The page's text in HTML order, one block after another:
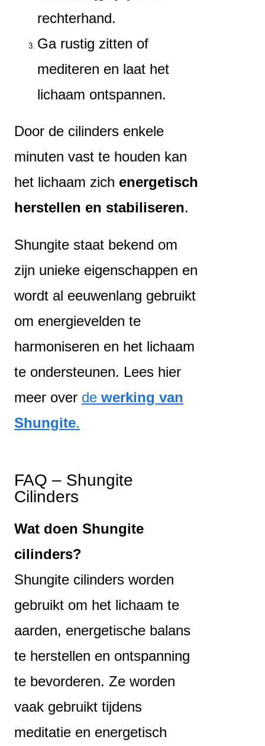
rechterhand.
Ga rustig zitten of
mediteren en laat het
lichaam ontspannen.
Door de cilinders enkele
minuten vast te houden kan
het lichaam zich energetisch
herstellen en stabiliseren.
Shungite staat bekend om
zijn unieke eigenschappen en
wordt al eeuwenlang gebruikt
om energievelden te
harmoniseren en het lichaam
te ondersteunen. Lees hier
meer over dewerking van
Shungite.
FAQ – Shungite
Cilinders
Wat doen Shungite
cilinders?
Shungite cilinders worden
gebruikt om het lichaam te
aarden, energetische balans
te herstellen en ontspanning
te bevorderen. Ze worden
vaak gebruikt tijdens
meditatie en energetisch